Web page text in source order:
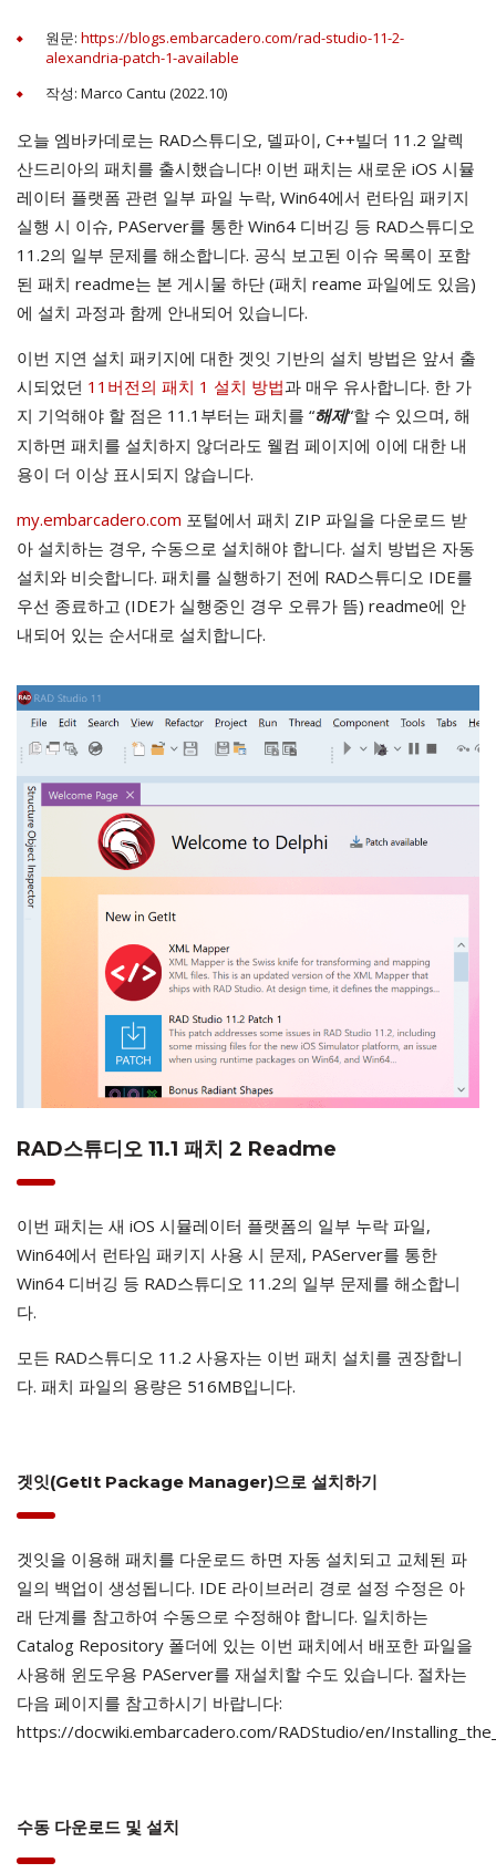
원문: https://blogs.embarcadero.com/rad-studio-11-2-
alexandria-patch-1-available
작성: Marco Cantu (2022.10)
오늘 엠바카데로는 RAD스튜디오, 델파이, C++빌더 11.2 알렉
산드리아의 패치를 출시했습니다! 이번 패치는 새로운 iOS 시뮬
레이터 플랫폼 관련 일부 파일 누락, Win64에서 런타임 패키지
실행 시 이슈, PAServer를 통한 Win64 디버깅 등 RAD스튜디오
11.2의 일부 문제를 해소합니다. 공식 보고된 이슈 목록이 포함
된 패치 readme는 본 게시물 하단 (패치 reame 파일에도 있음)
에 설치 과정과 함께 안내되어 있습니다.
이번 지연 설치 패키지에 대한 겟잇 기반의 설치 방법은 앞서 출
시되었던 11버전의 패치 1 설치 방법과 매우 유사합니다. 한 가
지 기억해야 할 점은 11.1부터는 패치를 “해제“할 수 있으며, 해
지하면 패치를 설치하지 않더라도 웰컴 페이지에 이에 대한 내
용이 더 이상 표시되지 않습니다.
my.embarcadero.com 포털에서 패치 ZIP 파일을 다운로드 받
아 설치하는 경우, 수동으로 설치해야 합니다. 설치 방법은 자동
설치와 비슷합니다. 패치를 실행하기 전에 RAD스튜디오 IDE를
우선 종료하고 (IDE가 실행중인 경우 오류가 뜸) readme에 안
내되어 있는 순서대로 설치합니다.
RAD스튜디오 11.1 패치 2 Readme
이번 패치는 새 iOS 시뮬레이터 플랫폼의 일부 누락 파일,
Win64에서 런타임 패키지 사용 시 문제, PAServer를 통한
Win64 디버깅 등 RAD스튜디오 11.2의 일부 문제를 해소합니
다.
모든 RAD스튜디오 11.2 사용자는 이번 패치 설치를 권장합니
다. 패치 파일의 용량은 516MB입니다.
겟잇(GetIt Package Manager)으로 설치하기
겟잇을 이용해 패치를 다운로드 하면 자동 설치되고 교체된 파
일의 백업이 생성됩니다. IDE 라이브러리 경로 설정 수정은 아
래 단계를 참고하여 수동으로 수정해야 합니다. 일치하는
Catalog Repository 폴더에 있는 이번 패치에서 배포한 파일을
사용해 윈도우용 PAServer를 재설치할 수도 있습니다. 절차는
다음 페이지를 참고하시기 바랍니다:
https://docwiki.embarcadero.com/RADStudio/en/
수동 다운로드 및 설치